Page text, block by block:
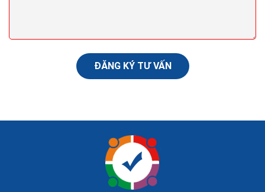
ĐĂNG KÝ TƯ VẤN